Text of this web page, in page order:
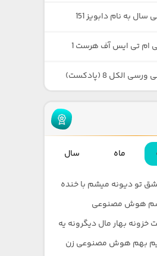
به نام دابویز 151
ام تی ایس آف هرست 1
الکل 8 (پادکست)
ماه سال
تو دیونه میشم با خنده
هوش مصنوعی
خزونه بهار مال دیگرونه یه
بهم هوش مصنوعی زن